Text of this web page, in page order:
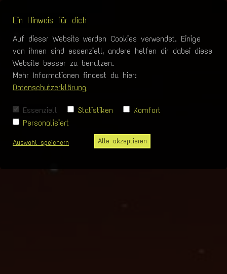
Ein Hinweis für dich
Auf dieser Website werden Cookies verwendet. Einige
von ihnen sind essenziell, andere helfen dir dabei diese
Website besser zu benutzen.
Mehr Informationen findest du hier:
Datenschutzerklärung
Essenziell Statistiken
Komfort
Personalisiert
Auswahl speichern Alle akzeptieren